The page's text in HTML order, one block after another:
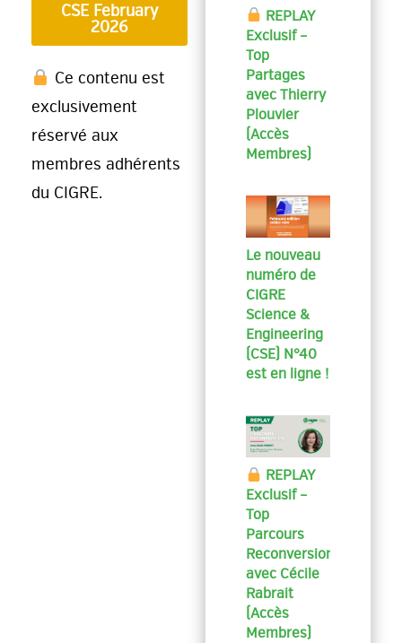
CSE February
2026
Ce contenu est
exclusivement
réservé aux
membres adhérents
du CIGRE.
REPLAY
Exclusif –
Top
Partages
avec Thierry
Plouvier
(Accès
Membres)
Le nouveau
numéro de
CIGRE
Science &
Engineering
(CSE) N°40
est en ligne !
REPLAY
Exclusif –
Top
Parcours
Reconversion
avec Cécile
Rabrait
(Accès
Membres)